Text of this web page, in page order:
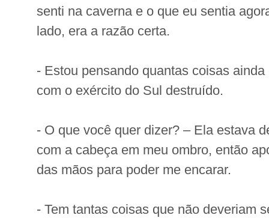
senti na caverna e o que eu sentia
lado, era a razão certa.
- Estou pensando quantas coisas
com o exército do Sul destruído.
- O que você quer dizer? – Ela estava
com a cabeça em meu ombro, então
das mãos para poder me encarar.
- Tem tantas coisas que não deveriam